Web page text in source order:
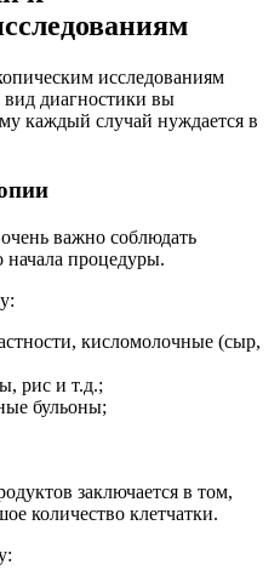
исследованиям
вид диагностики вы
каждый случай нуждается в
важно соблюдать
начала процедуры.
кисломолочные (сыр,
рис и т.д.;
бульоны;
заключается в том,
количество клетчатки.